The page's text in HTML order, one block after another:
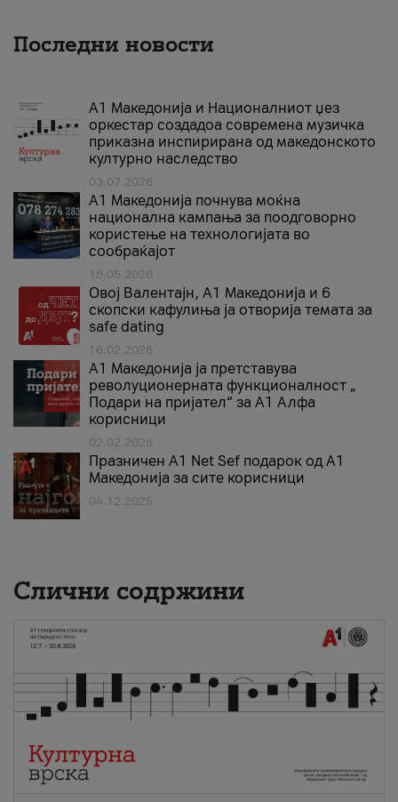
Последни новости
А1 Македонија и Националниот џез
оркестар создадоа современа музичка
приказна инспирирана од македонското
културно наследство
03.07.2026
A1 Македонија почнува моќна
национална кампања за поодговорно
користење на технологијата во
сообраќајот
18.05.2026
Овој Валентајн, A1 Македонија и 6
скопски кафулиња ја отворија темата за
safe dating
16.02.2026
А1 Македонија ја претставува
револуционерната функционалност „
Подари на пријател“ за А1 Алфа
корисници
02.02.2026
Празничен A1 Net Sеf подарок од А1
Македонија за сите корисници
04.12.2025
Слични содржини